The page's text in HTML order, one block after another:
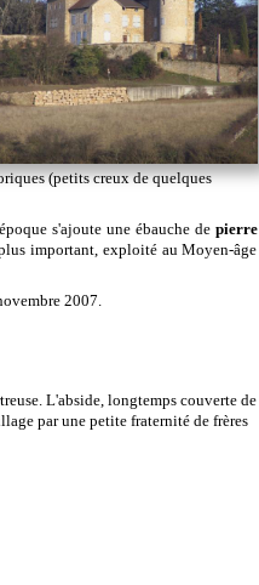
(petits creux de quelques
s'ajoute une ébauche de pierre
important, exploité au Moyen-âge
2007.
L'abside, longtemps couverte de
par une petite fraternité de frères